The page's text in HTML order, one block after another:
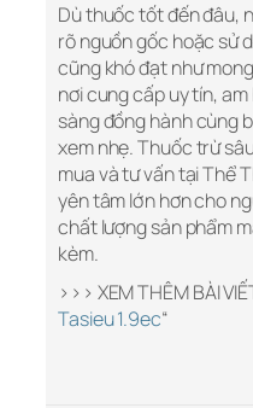
Dù thuốc tốt đến đâu,
rõ nguồn gốc hoặc sử
cũng khó đạt như
nơi cung cấp uy tín,
sàng đồng hành cùng
xem nhẹ. Thuốc trừ
mua và tư vấn tại Thể
yên tâm lớn hơn cho
chất lượng sản phẩm
kèm.
>>> XEM THÊM BÀI
Tasieu 1.9ec“